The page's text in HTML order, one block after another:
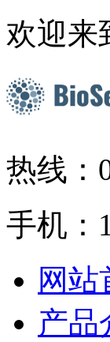
欢迎来
热线：
手机：
网站
产品